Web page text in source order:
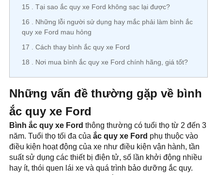
15
Tại sao ắc quy xe Ford không sạc lại được?
16
Những lỗi người sử dụng hay mắc phải làm bình ắc
quy xe Ford mau hỏng
17
Cách thay bình ắc quy xe Ford
18
Nơi mua bình ắc quy xe Ford chính hãng, giá tốt?
Những vấn đề thường gặp về bình
ắc quy xe Ford
Bình ắc quy xe Ford thông thường có tuổi thọ từ 2 đến 3
năm. Tuổi thọ tối đa của ắc quy xe Ford phụ thuộc vào
điều kiện hoạt động của xe như điều kiện vận hành, tần
suất sử dụng các thiết bị điện tử, số lần khởi động nhiều
hay ít, thói quen lái xe và quá trình bảo dưỡng ắc quy.